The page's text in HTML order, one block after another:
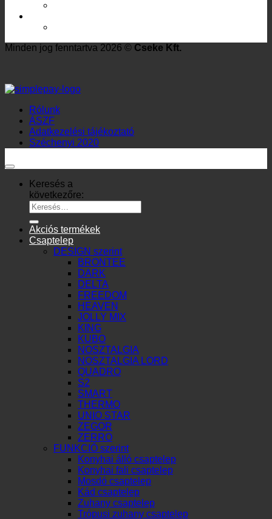
Minden jog fenntartva 2026 © Cseke Kft.
Rólunk
ÁSZF
Adatkezelési tájékoztató
Széchenyi 2020
Keresés a
következőre:
Akciós termékek
Csaptelep
DESIGN szerint
BRONTEE
DARK
DELTA
FREEDOM
HEAVEN
JOLLY MIX
KING
KUBO
NOSZTALGIA
NOSZTALGIA LORD
QUADRO
S2
SMART
THERMO
UNIO STAR
ZEGOR
ZERRO
FUNKCIÓ szerint
Konyhai álló csaptelep
Konyhai fali csaptelep
Mosdó csaptelep
Kád csaptelep
Zuhany csaptelep
Trópusi zuhany csaptelep